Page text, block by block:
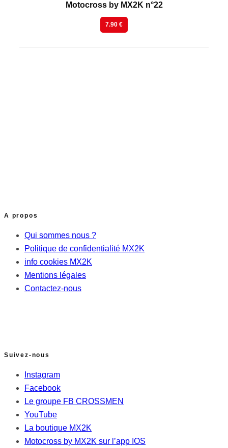
Motocross by MX2K n°22
7.90 €
A propos
Qui sommes nous ?
Politique de confidentialité MX2K
info cookies MX2K
Mentions légales
Contactez-nous
Suivez-nous
Instagram
Facebook
Le groupe FB CROSSMEN
YouTube
La boutique MX2K
Motocross by MX2K sur l’app IOS